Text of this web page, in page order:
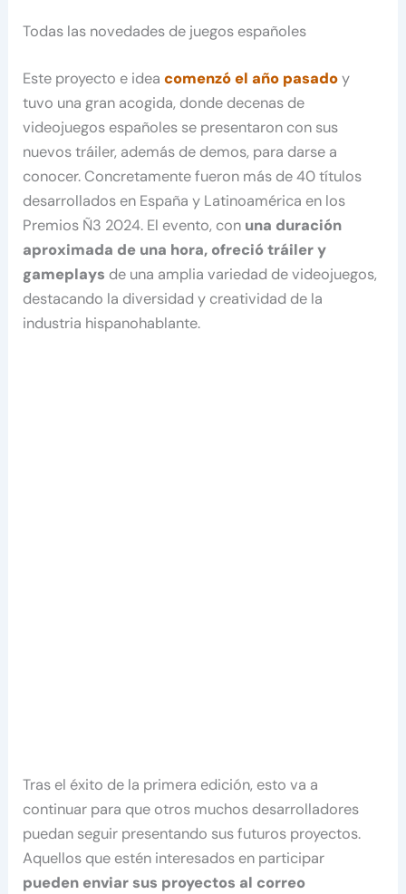
Todas las novedades de juegos españoles
Este proyecto e ideacomenzó el año pasadoy
tuvo una gran acogida, donde decenas de
videojuegos españoles se presentaron con sus
nuevos tráiler, además de demos, para darse a
conocer. Concretamente fueron más de 40 títulos
desarrollados en España y Latinoamérica en los
Premios Ñ3 2024. El evento, con una duración
aproximada de una hora, ofreció tráiler y
gameplays de una amplia variedad de videojuegos,
destacando la diversidad y creatividad de la
industria hispanohablante.
Tras el éxito de la primera edición, esto va a
continuar para que otros muchos desarrolladores
puedan seguir presentando sus futuros proyectos.
Aquellos que estén interesados en participar
pueden enviar sus proyectos al correo